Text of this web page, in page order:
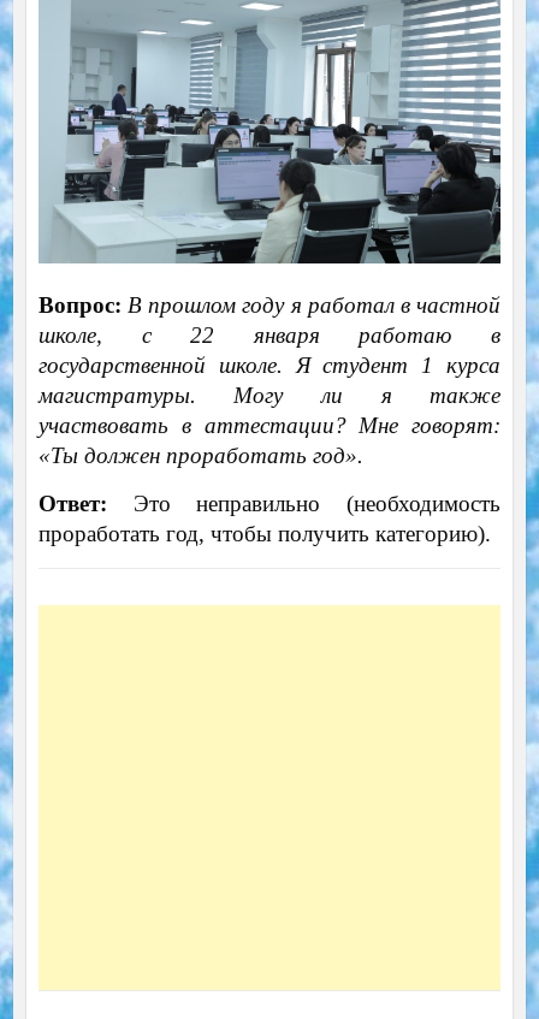
Вопрос: В прошлом году я работал в частной
школе, с 22 января работаю в
государственной школе. Я студент 1 курса
магистратуры. Могу ли я также
участвовать в аттестации? Мне говорят:
«Ты должен проработать год».
Ответ: Это неправильно (необходимость
проработать год, чтобы получить категорию).